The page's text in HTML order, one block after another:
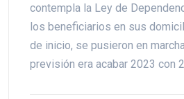
contempla la Ley de
los beneficiarios en sus
de inicio, se pusieron en
previsión era acabar 2023 con